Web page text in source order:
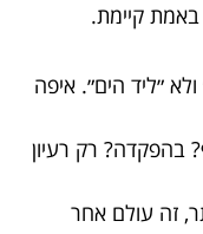
קיימת.
״ליד הים״. איפה
בהפקדה? רק רעיון
זה עולם אחר